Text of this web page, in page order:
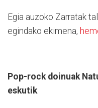
Egia auzoko Zarratak
egindako ekimena,
Pop-rock doinuak
eskutik